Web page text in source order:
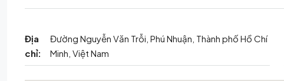
Địa
chỉ:
Đường Nguyễn Văn Trỗi, Phú Nhuận, Thành phố Hồ Chí
Minh, Việt Nam